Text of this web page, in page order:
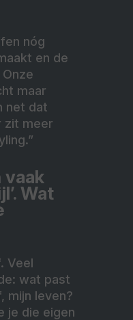
nóg
en de
maar
net dat
zit meer
vaak
Wat
Veel
wat past
mijn leven?
je die eigen